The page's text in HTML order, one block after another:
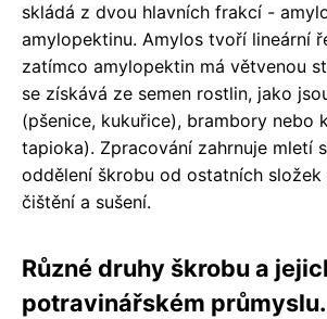
skládá z dvou hlavních frakcí -
amylopektinu. Amylos tvoří lineární
zatímco amylopektin má větvenou
se získává ze semen rostlin, jako
(pšenice, kukuřice), brambory nebo
tapioka). Zpracování zahrnuje mletí
oddělení škrobu od ostatních složek
čištění a sušení.
Různé druhy škrobu a
potravinářském průmyslu.